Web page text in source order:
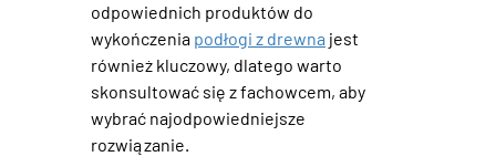
odpowiednich produktów do
wykończenia podłogi z drewna jest
również kluczowy, dlatego warto
skonsultować się z fachowcem, aby
wybrać najodpowiedniejsze
rozwiązanie.